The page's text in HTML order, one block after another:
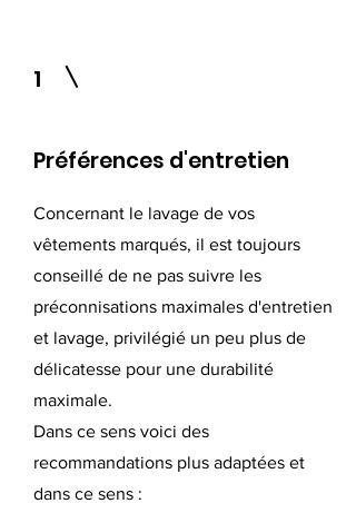
1
Préférences d'entretien
Concernant le lavage de vos
vêtements marqués, il est toujours
conseillé de ne pas suivre les
préconnisations maximales d'entretien
et lavage, privilégié un peu plus de
délicatesse pour une durabilité
maximale.
Dans ce sens voici des
recommandations plus adaptées et
dans ce sens :